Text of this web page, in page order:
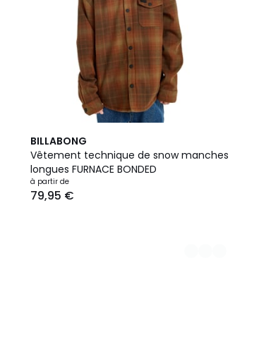
BILLABONG
Vêtement technique de snow manches
longues FURNACE BONDED
à partir de
79,95 €
3
Couleurs